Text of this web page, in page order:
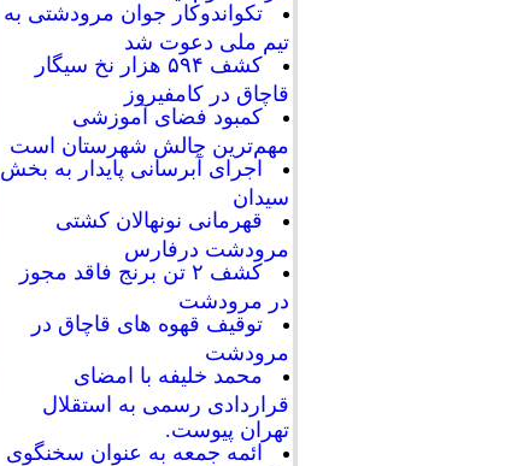
تکواندوکار جوان مرودشتی به
تیم ملی دعوت شد
کشف ۵۹۴ هزار نخ سیگار
قاچاق در کامفیروز
کمبود فضای آموزشی
مهم‌ترین چالش شهرستان است
اجرای آبرسانی پایدار به بخش
سیدان
قهرمانی نونهالان کشتی
مرودشت درفارس
کشف ۲ تن برنج فاقد مجوز
در مرودشت
توقیف قهوه های قاچاق در
مرودشت
محمد خلیفه با امضای
قراردادی رسمی به استقلال
تهران پیوست.
ائمه جمعه به عنوان سخنگوی